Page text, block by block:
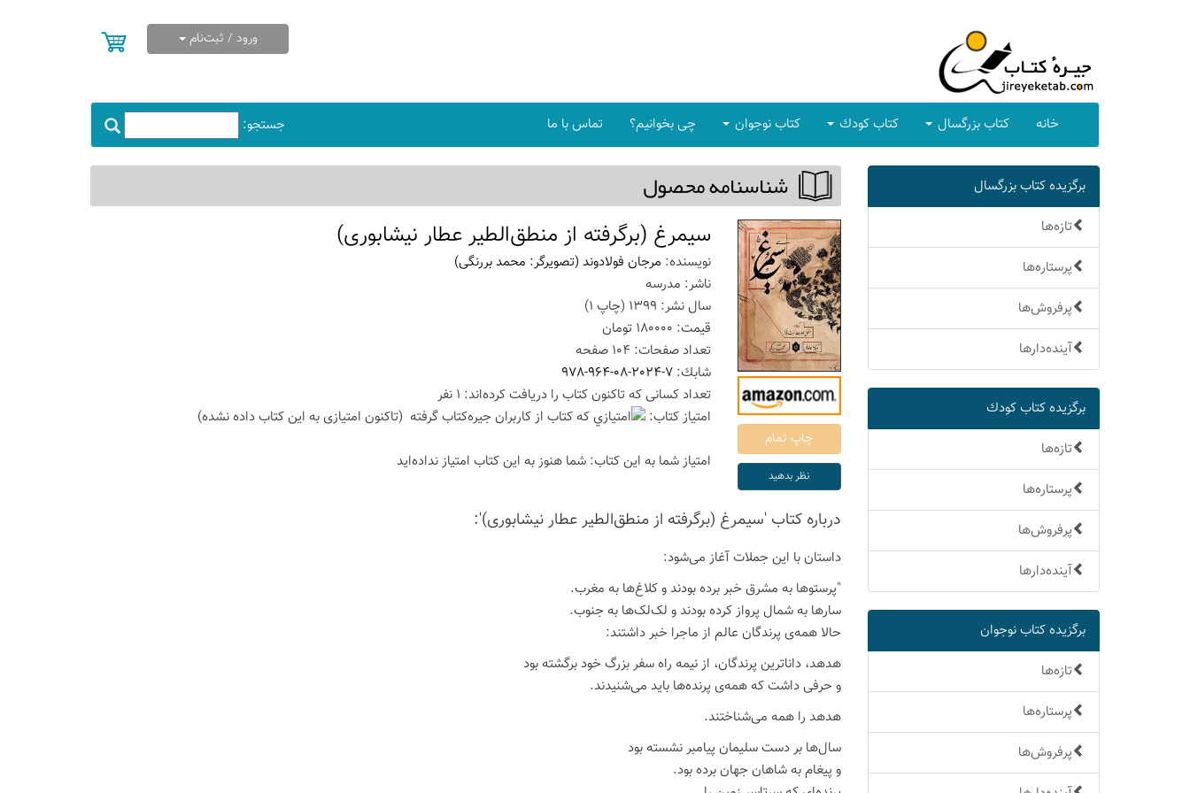
ورود / ثبت‌نام
جستجو: خانه كتاب بزرگسال كتاب كودك كتاب نوجوان چی بخوانیم؟ تماس با ما
برگزیده كتاب بزرگسال
تازه‌ها
پرستاره‌ها
پرفروش‌ها
آینده‌دارها
برگزیده كتاب كودك
تازه‌ها
پرستاره‌ها
پرفروش‌ها
آینده‌دارها
برگزیده كتاب نوجوان
تازه‌ها
پرستاره‌ها
پرفروش‌ها
شناسنامه محصول
سیمرغ (برگرفته از منطق‌الطیر عطار نیشابوری)
نویسنده: مرجان فولادوند (تصویرگر: محمد بررنگی)
ناشر: مدرسه
سال نشر: 1399 (چاپ 1
)
قیمت: 180000 تومان
تعداد صفحات: 104 صفحه
شابك: 978-964-08-2024-7
تعداد كسانی كه تاكنون كتاب را دریافت كرده‌اند: 1 نفر
امتیاز كتاب:
(تاكنون امتیازی به این كتاب داده نشده)
امتیاز شما به این كتاب: شما هنوز به این كتاب امتیاز نداده‌اید
درباره كتاب 'سیمرغ (برگرفته از منطق‌الطیر عطار نیشابوری)':
داستان با این جملات آغاز می‌شود:
"پرستوها به مشرق خبر برده بودند و کلاغ‌ها به مغرب.
سارها به شمال پرواز کرده بودند و لک‌لک‌ها به جنوب.
حالا همه‌ی پرندگان عالم از ماجرا خبر داشتند:
هدهد، داناترین پرندگان، از نیمه راه سفر بزرگ خود برگشته بود
و حرفی داشت که همه‌ی پرنده‌ها باید می‌شنیدند.
هدهد را همه می‌شناختند.
سال‌ها بر دست سلیمان پیامبر نشسته بود
و پیغام به شاهان جهان برده بود.